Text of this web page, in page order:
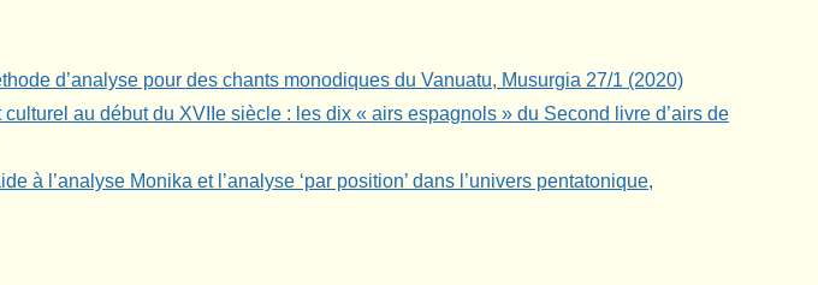
d’analyse pour des chants monodiques du Vanuatu, Musurgia 27/1 (2020)
au début du XVIIe siècle : les dix « airs espagnols » du Second livre d’airs de
à l’analyse Monika et l’analyse ‘par position’ dans l’univers pentatonique,